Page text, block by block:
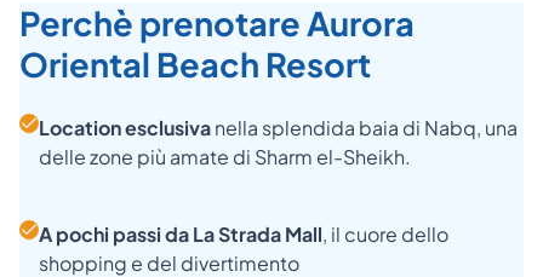
Perchè prenotare Aurora
Oriental Beach Resort
Location esclusivanella splendida baia di Nabq, una
delle zone più amate di Sharm el-Sheikh.
A pochi passi da La Strada Mall, il cuore dello
shopping e del divertimento